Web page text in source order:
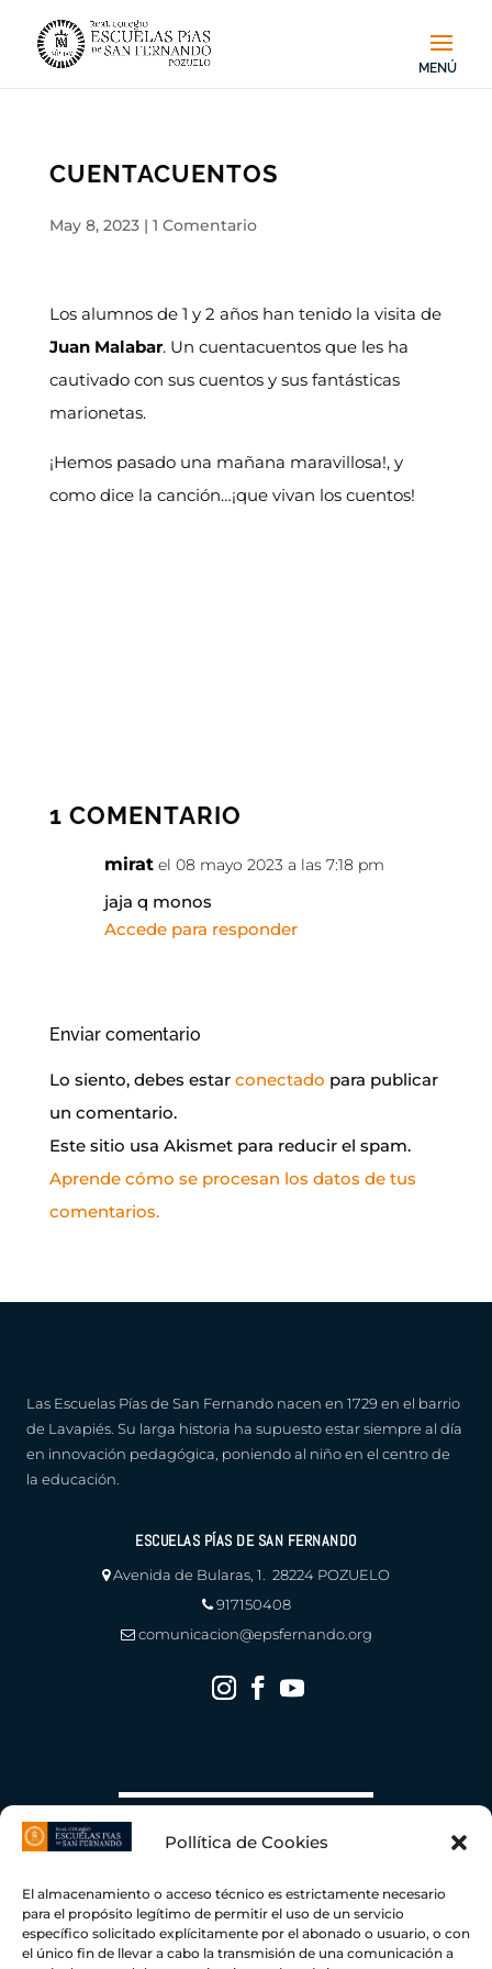
Pollítica de Cookies
El almacenamiento o acceso técnico es estrictamente necesario
para el propósito legítimo de permitir el uso de un servicio
específico solicitado explícitamente por el abonado o usuario, o con
el único fin de llevar a cabo la transmisión de una comunicación a
CUENTACUENTOS
May 8, 2023| 1 Comentario
Los alumnos de 1 y 2 años han tenido la visita de
Juan Malabar. Un cuentacuentos que les ha
cautivado con sus cuentos y sus fantásticas
marionetas.
¡Hemos pasado una mañana maravillosa!, y
como dice la canción…¡que vivan los cuentos!
1 COMENTARIO
mirat el 08 mayo 2023 a las 7:18 pm
jaja q monos
Accede para responder
Enviar comentario
Lo siento, debes estar conectado para publicar
un comentario.
Este sitio usa Akismet para reducir el spam.
Aprende cómo se procesan los datos de tus
comentarios.
Las Escuelas Pías de San Fernando nacen en 1729 en el barrio
de Lavapiés. Su larga historia ha supuesto estar siempre al día
en innovación pedagógica, poniendo al niño en el centro de
la educación.
ESCUELAS PÍAS DE SAN FERNANDO
Avenida de Bularas, 1. 28224 POZUELO
917150408
comunicacion@epsfernando.org